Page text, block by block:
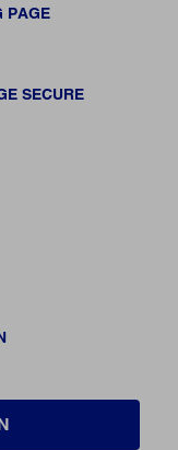
PAGE
SECURE